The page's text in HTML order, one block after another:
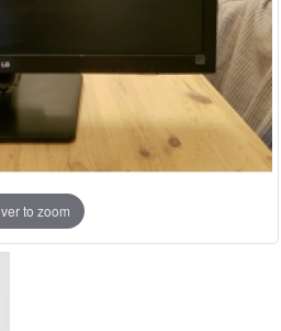
to zoom